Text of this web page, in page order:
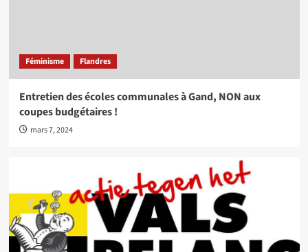
Féminisme Flandres
Entretien des écoles communales à Gand, NON aux
coupes budgétaires !
mars 7, 2024